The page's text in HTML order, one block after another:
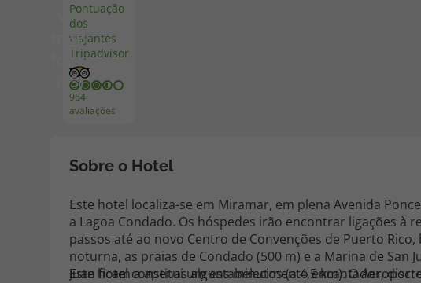
Disneyland ® Paris
Pontuação
dos
viajantes
Tripadvisor
964
avaliações
Ver
mais
fotos
(53)
Sobre o Hotel
Este hotel localiza-se em Miramar, em plena Avenida
a Lagoa Condado. Os hóspedes irão encontrar ligações
passos até ao novo Centro de Convenções de Puerto
noturna, as praias de Condado (500 m) e a Marina de
Juan ficam a apenas alguns minutos (a 4,5 km). O
Este hotel constitui um estabelecimento encantador,